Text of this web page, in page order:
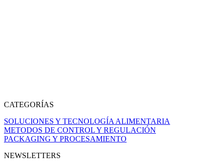
CATEGORÍAS
SOLUCIONES Y TECNOLOGÍA ALIMENTARIA
METODOS DE CONTROL Y REGULACIÓN
PACKAGING Y PROCESAMIENTO
NEWSLETTERS